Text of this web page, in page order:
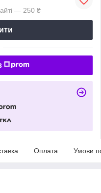
— 250 ₴
Оплата Умови